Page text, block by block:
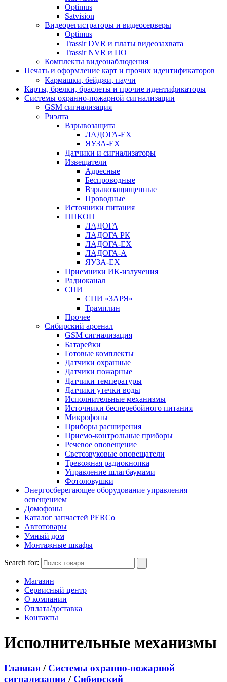
Optimus
Satvision
Видеорегистраторы и видеосерверы
Optimus
Trassir DVR и платы видеозахвата
Trassir NVR и ПО
Комплекты видеонаблюдения
Печать и оформление карт и прочих идентификаторов
Кармашки, бейджи, паучи
Карты, брелки, браслеты и прочие идентификаторы
Системы охранно-пожарной сигнализации
GSM сигнализация
Риэлта
Взрывозащита
ЛАДОГА-EX
ЯУЗА-ЕХ
Датчики и сигнализаторы
Извещатели
Адресные
Беспроводные
Взрывозащищенные
Проводные
Источники питания
ППКОП
ЛАДОГА
ЛАДОГА РК
ЛАДОГА-EX
ЛАДОГА-А
ЯУЗА-ЕХ
Приемники ИК-излучения
Радиоканал
СПИ
СПИ «ЗАРЯ»
Трамплин
Прочее
Сибирский арсенал
GSM сигнализация
Батарейки
Готовые комплекты
Датчики охранные
Датчики пожарные
Датчики температуры
Датчики утечки воды
Исполнительные механизмы
Источники бесперебойного питания
Микрофоны
Приборы расширения
Приемо-контрольные приборы
Речевое оповещение
Светозвуковые оповещатели
Тревожная радиокнопка
Управление шлагбаумами
Фотоловушки
Энергосберегающее оборудование управления
освещением
Домофоны
Каталог запчастей PERCo
Автотовары
Умный дом
Монтажные шкафы
Search for:
Магазин
Сервисный центр
О компании
Оплата/доставка
Контакты
Исполнительные механизмы
Главная / Системы охранно-пожарной
сигнализации / Сибирский